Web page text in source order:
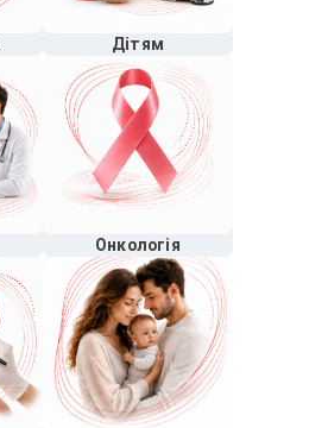
Дітям
Онкологія